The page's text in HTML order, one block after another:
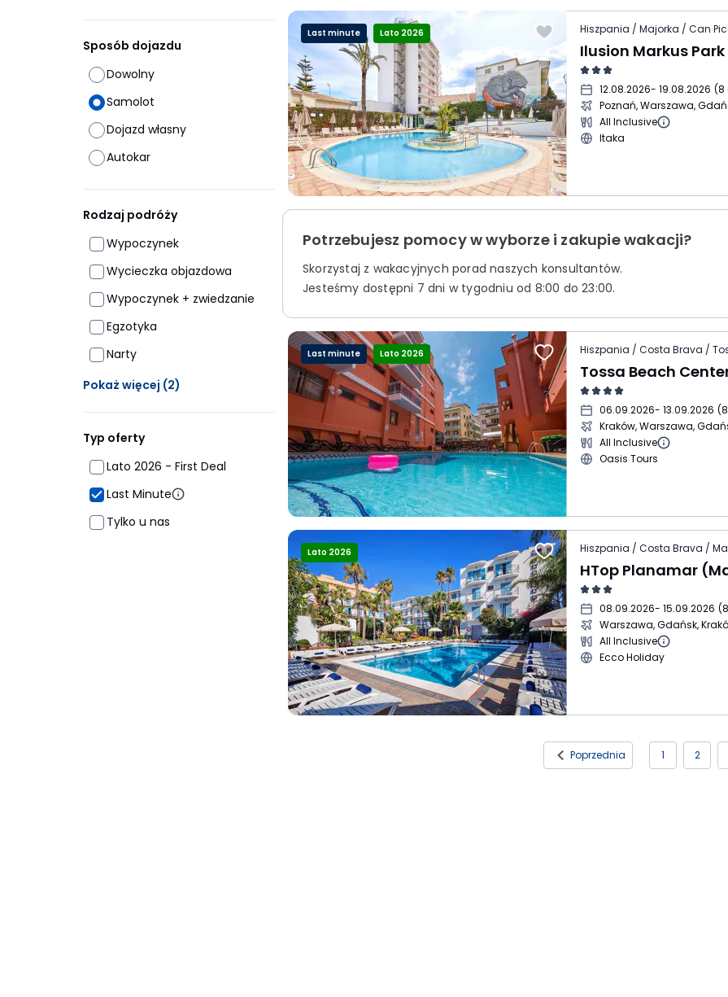
Sposób dojazdu
Dowolny
Samolot
Dojazd własny
Autokar
Rodzaj podróży
Wypoczynek
Wycieczka objazdowa
Wypoczynek + zwiedzanie
Egzotyka
Narty
Pokaż więcej (2)
Typ oferty
Lato 2026 - First Deal
Last Minute
Tylko u nas
Last minute Lato 2026 Hiszpania / Majorka / Can
Ilusion Markus
12.08.2026- 19.08.2026 (8
Poznań, Warszawa,
All Inclusive
Itaka
Potrzebujesz pomocy w wyborze i zakupie wakacji?
Skorzystaj z wakacyjnych porad naszych konsultantów.
Jesteśmy dostępni 7 dni w tygodniu od 8:00 do 23:00.
Last minute Lato 2026 Hiszpania / Costa Brava /
Tossa Beach
06.09.2026- 13.09.2026 (
Kraków, Warszawa,
All Inclusive
Oasis Tours
Lato 2026 Hiszpania / Costa Brava /
08.09.2026- 15.09.2026 (
Warszawa, Gdańsk,
All Inclusive
Ecco Holiday
Poprzednia 1 2